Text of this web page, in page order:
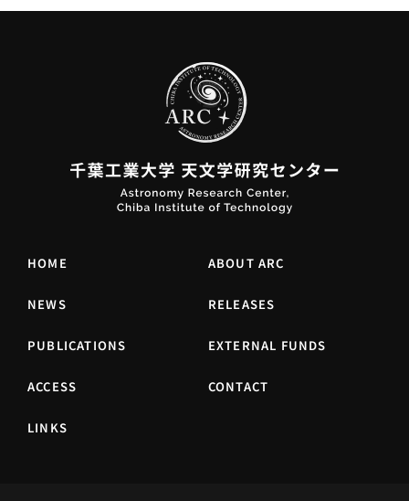
HOME ABOUT ARC
NEWS RELEASES
PUBLICATIONS EXTERNAL FUNDS
ACCESS CONTACT
LINKS